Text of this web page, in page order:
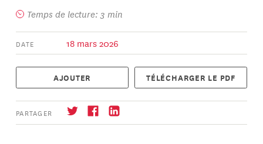
Temps de lecture: 3 min
DATE 18 mars 2026
AJOUTER TÉLÉCHARGER LE PDF
PARTAGER